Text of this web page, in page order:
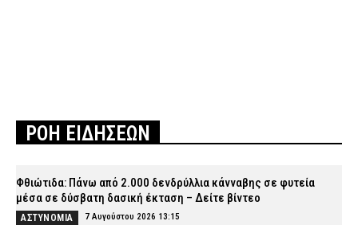
ΡΟΗ ΕΙΔΗΣΕΩΝ
Φθιώτιδα: Πάνω από 2.000 δενδρύλλια κάνναβης σε φυτεία
μέσα σε δύσβατη δασική έκταση – Δείτε βίντεο
ΑΣΤΥΝΟΜΙΑ 7 Αυγούστου 2026 13:15